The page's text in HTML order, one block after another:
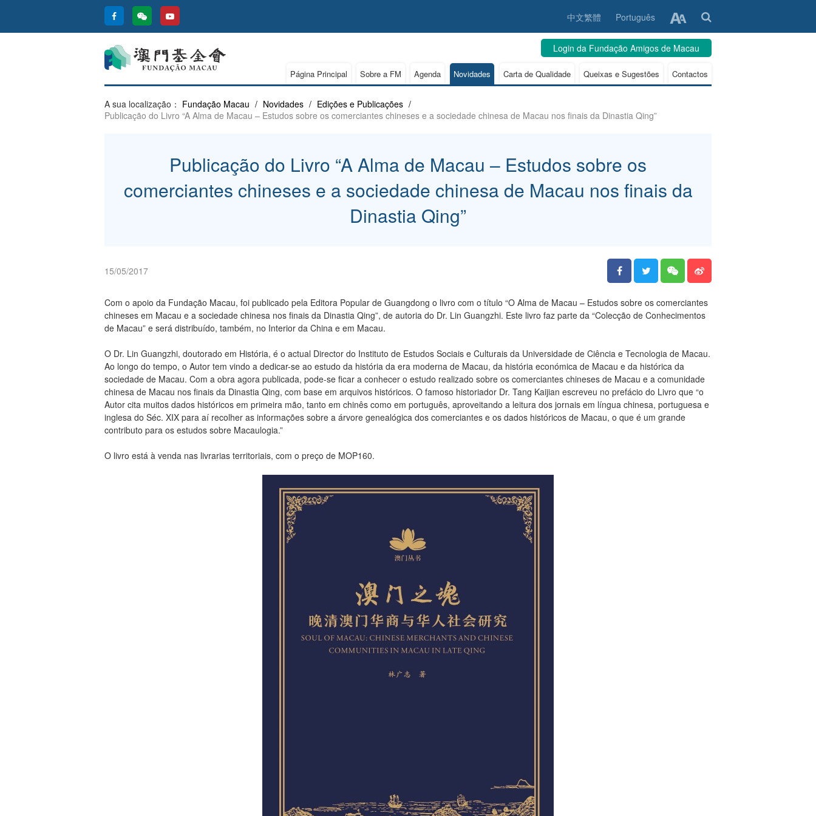
中文繁體 Português
Login da Fundação Amigos de Macau
Página Principal Sobre a FM Agenda Novidades Carta de Qualidade Queixas e Sugestões Contactos
A sua localização： Fundação Macau / Novidades / Edições e Publicações /
Publicação do Livro “A Alma de Macau – Estudos sobre os comerciantes chineses e a sociedade chinesa de Macau nos finais da Dinastia Qing”
Publicação do Livro “A Alma de Macau – Estudos sobre os
comerciantes chineses e a sociedade chinesa de Macau nos finais da
Dinastia Qing”
15/05/2017
Com o apoio da Fundação Macau, foi publicado pela Editora Popular de Guangdong o livro com o título “O Alma de Macau – Estudos sobre os comerciantes
chineses em Macau e a sociedade chinesa nos finais da Dinastia Qing”, de autoria do Dr. Lin Guangzhi. Este livro faz parte da “Colecção de Conhecimentos
de Macau” e será distribuído, também, no Interior da China e em Macau.
O Dr. Lin Guangzhi, doutorado em História, é o actual Director do Instituto de Estudos Sociais e Culturais da Universidade de Ciência e Tecnologia de Macau.
Ao longo do tempo, o Autor tem vindo a dedicar-se ao estudo da história da era moderna de Macau, da história económica de Macau e da histórica da
sociedade de Macau. Com a obra agora publicada, pode-se ficar a conhecer o estudo realizado sobre os comerciantes chineses de Macau e a comunidade
chinesa de Macau nos finais da Dinastia Qing, com base em arquivos históricos. O famoso historiador Dr. Tang Kaijian escreveu no prefácio do Livro que “o
Autor cita muitos dados históricos em primeira mão, tanto em chinês como em português, aproveitando a leitura dos jornais em língua chinesa, portuguesa e
inglesa do Séc. XIX para aí recolher as informações sobre a árvore genealógica dos comerciantes e os dados históricos de Macau, o que é um grande
contributo para os estudos sobre Macaulogia.”
O livro está à venda nas livrarias territoriais, com o preço de MOP160.